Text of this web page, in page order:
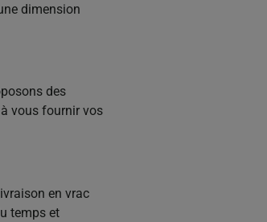
dimension
des
vous fournir vos
en vrac
temps et